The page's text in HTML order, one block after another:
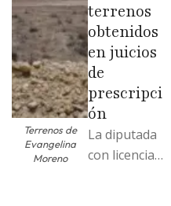
Terrenos de
Evangelina
Moreno
terrenos
obtenidos
en juicios
de
prescripci
ón
La diputada
con licencia